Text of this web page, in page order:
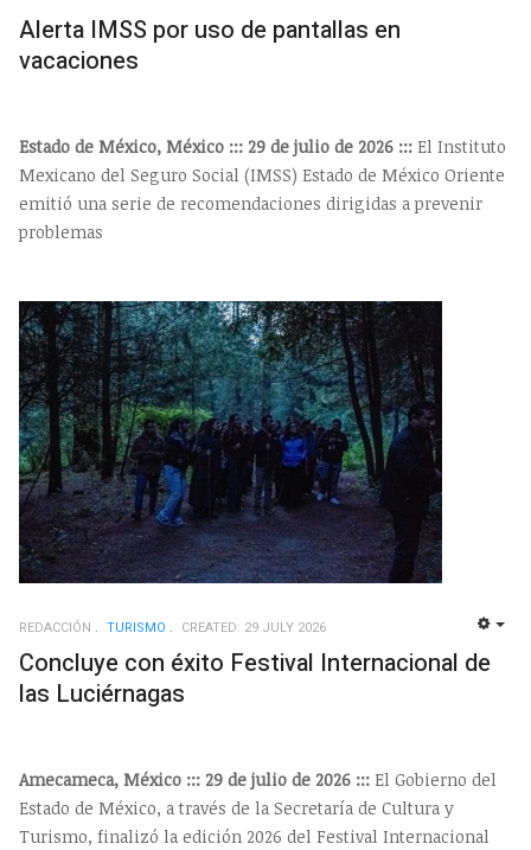
Alerta IMSS por uso de pantallas en
vacaciones
Estado de México, México ::: 29 de julio de 2026 ::: El Instituto
Mexicano del Seguro Social (IMSS) Estado de México Oriente
emitió una serie de recomendaciones dirigidas a prevenir
problemas
REDACCIÓN TURISMO CREATED: 29 JULY 2026
Concluye con éxito Festival Internacional de
las Luciérnagas
Amecameca, México ::: 29 de julio de 2026 ::: El Gobierno del
Estado de México, a través de la Secretaría de Cultura y
Turismo, finalizó la edición 2026 del Festival Internacional